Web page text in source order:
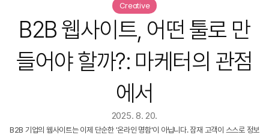
Creative
B2B 웹사이트, 어떤 툴로 만
들어야 할까?: 마케터의 관점
에서
2025. 8. 20.
B2B 기업의 웹사이트는 이제 단순한 '온라인 명함'이 아닙니다. 잠재 고객이 스스로 정보